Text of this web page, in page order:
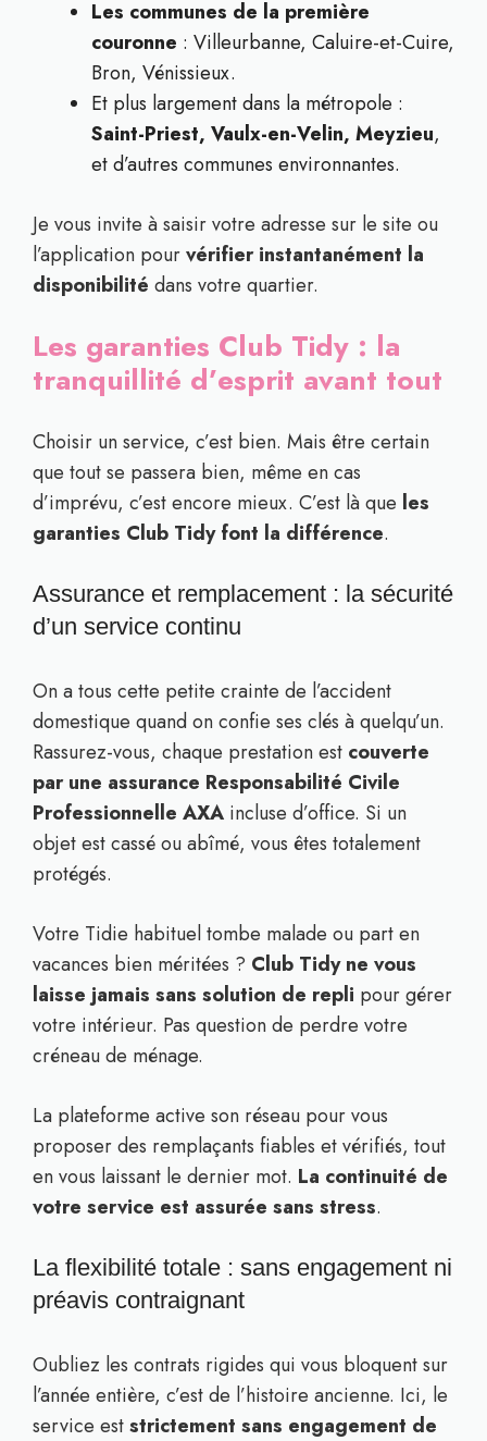
Les communes de la première
couronne : Villeurbanne, Caluire-et-Cuire,
Bron, Vénissieux.
Et plus largement dans la métropole :
Saint-Priest, Vaulx-en-Velin, Meyzieu,
et d’autres communes environnantes.
Je vous invite à saisir votre adresse sur le site ou
l’application pourvérifier instantanément la
disponibilité dans votre quartier.
Les garanties Club Tidy : la
tranquillité d’esprit avant tout
Choisir un service, c’est bien. Mais être certain
que tout se passera bien, même en cas
d’imprévu, c’est encore mieux. C’est là que les
garanties Club Tidy font la différence.
Assurance et remplacement : la sécurité
d’un service continu
On a tous cette petite crainte de l’accident
domestique quand on confie ses clés à quelqu’un.
Rassurez-vous, chaque prestation est couverte
par une assurance Responsabilité Civile
Professionnelle AXA incluse d’office. Si un
objet est cassé ou abîmé, vous êtes totalement
protégés.
Votre Tidie habituel tombe malade ou part en
vacances bien méritées ? Club Tidy ne vous
laisse jamais sans solution de repli pour gérer
votre intérieur. Pas question de perdre votre
créneau de ménage.
La plateforme active son réseau pour vous
proposer des remplaçants fiables et vérifiés, tout
en vous laissant le dernier mot. La continuité de
votre service est assurée sans stress.
La flexibilité totale : sans engagement ni
préavis contraignant
Oubliez les contrats rigides qui vous bloquent sur
l’année entière, c’est de l’histoire ancienne. Ici, le
service eststrictement sans engagement de